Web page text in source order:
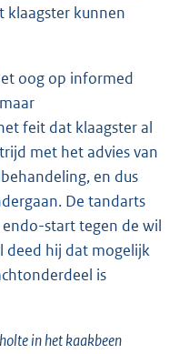
klaagster kunnen
oog op informed
feit dat klaagster al
met het advies van
en dus
De tandarts
start tegen de wil
deed hij dat mogelijk
is
in het kaakbeen